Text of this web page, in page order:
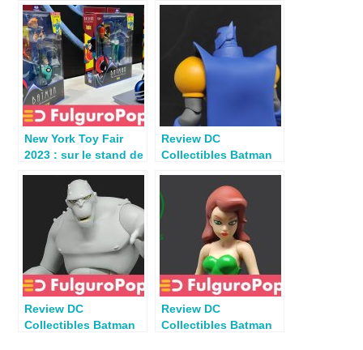
New York Toy Fair
2023 : sur le stand de
Review DC
Collectibles Batman
Continue : Azrael
Review DC
Collectibles Batman
Review DC
Collectibles Batman